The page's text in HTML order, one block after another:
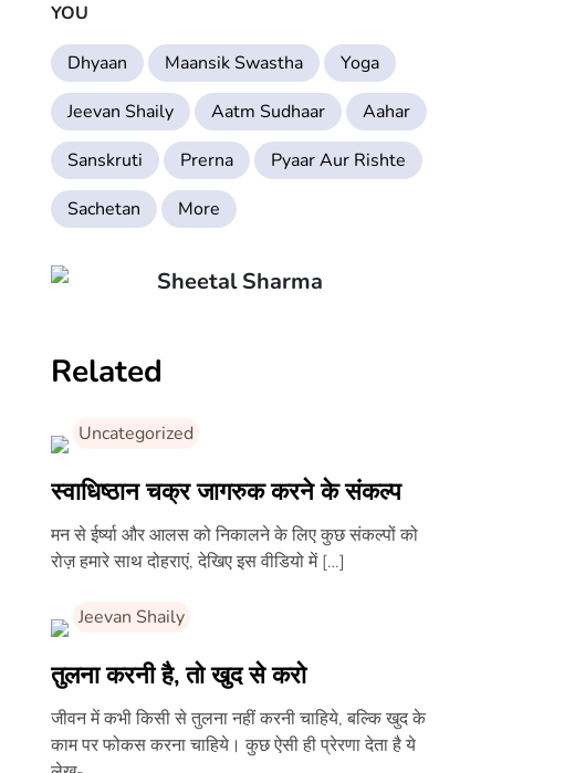
YOU
Dhyaan Maansik Swastha
Yoga
Jeevan Shaily
Aatm Sudhaar
Aahar
Sanskruti
Prerna
Pyaar Aur Rishte
Sachetan
More
Sheetal Sharma
Related
Uncategorized
स्वाधिष्ठान चक्र जागरुक करने के संकल्प
मन से ईर्ष्या और आलस को निकालने के लिए कुछ संकल्पों को
रोज़ हमारे साथ दोहराएं, देखिए इस वीडियो में […]
Jeevan Shaily
तुलना करनी है, तो खुद से करो
जीवन में कभी किसी से तुलना नहीं करनी चाहिये, बल्कि खुद के
काम पर फोकस करना चाहिये। कुछ ऐसी ही प्रेरणा देता है ये